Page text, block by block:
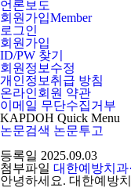
언론보도
회원가입Member
로그인
회원가입
ID/PW 찾기
회원정보수정
개인정보취급 방침
온라인회원 약관
이메일 무단수집거부
KAPDOH Quick Menu
논문검색 논문투고
등록일 2025.09.03
첨부파일 대한예방치과
안녕하세요. 대한예방